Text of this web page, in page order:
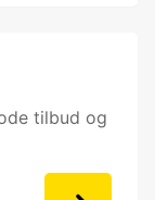
tilbud og